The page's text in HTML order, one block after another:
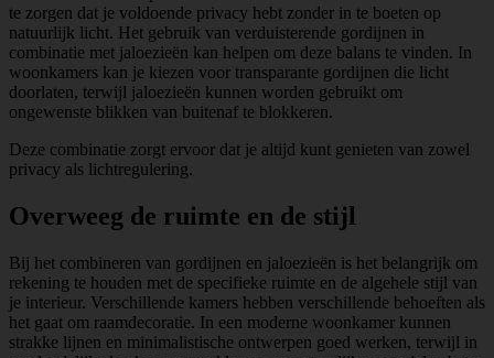
te zorgen dat je voldoende privacy hebt zonder in te boeten op
natuurlijk licht. Het gebruik van verduisterende gordijnen in
combinatie met jaloezieën kan helpen om deze balans te vinden. In
woonkamers kan je kiezen voor transparante gordijnen die licht
doorlaten, terwijl jaloezieën kunnen worden gebruikt om
ongewenste blikken van buitenaf te blokkeren.
Deze combinatie zorgt ervoor dat je altijd kunt genieten van zowel
privacy als lichtregulering.
Overweeg de ruimte en de stijl
Bij het combineren van gordijnen en jaloezieën is het belangrijk om
rekening te houden met de specifieke ruimte en de algehele stijl van
je interieur. Verschillende kamers hebben verschillende behoeften als
het gaat om raamdecoratie. In een moderne woonkamer kunnen
strakke lijnen en minimalistische ontwerpen goed werken, terwijl in